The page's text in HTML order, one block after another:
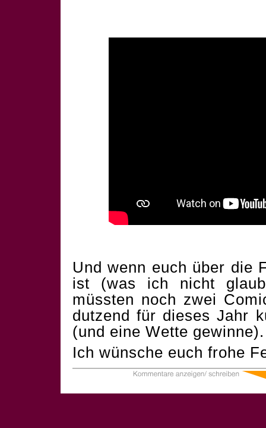
Und wenn euch über die
ist (was ich nicht
müssten noch zwei
dutzend für dieses Jahr
(und eine Wette
Ich wünsche euch frohe